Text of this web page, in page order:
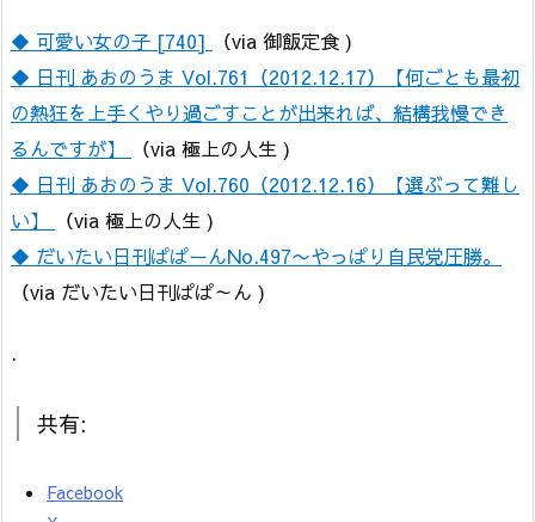
◆ 可愛い女の子 [740]
（via 御飯定食 )
◆ 日刊 あおのうま Vol.761（2012.12.17）【何ごとも最初
の熱狂を上手くやり過ごすことが出来れば、結構我慢でき
るんですが】
（via 極上の人生 )
◆ 日刊 あおのうま Vol.760（2012.12.16）【選ぶって難し
い】
（via 極上の人生 )
◆ だいたい日刊ぱぱーんNo.497〜やっぱり自民党圧勝。
（via だいたい日刊ぱぱ～ん )
.
共有:
Facebook